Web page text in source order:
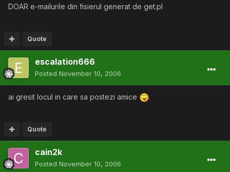
DOAR e-mailurile din fisierul generat de get.pl
Quote
escalation666
Posted November 10, 2006
ai gresit locul in care sa postezi amice
Quote
cain2k
Posted November 10, 2006